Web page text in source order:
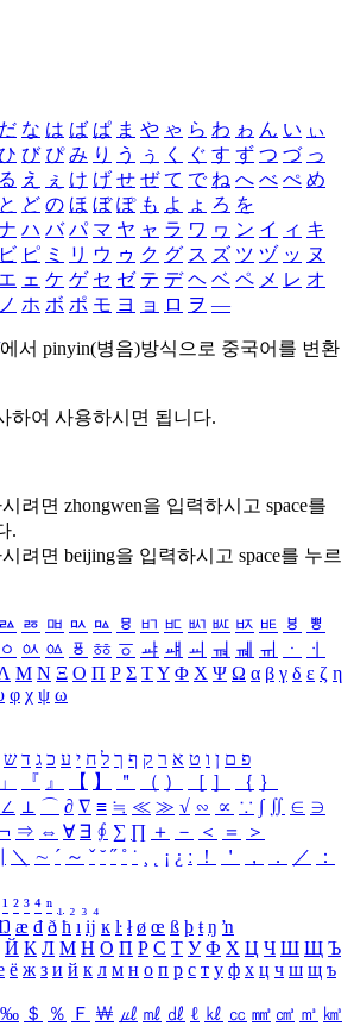
だ な は ば ぱ ま や ゃ ら わ ゎ ん い ぃ
び ぴ み り う ぅ く ぐ す ず つ づ っ
る え ぇ け げ せ ぜ て で ね へ べ ぺ め
と ど の ほ ぼ ぽ も よ ょ ろ を
ハ バ パ マ ヤ ャ ラ ワ ヮ ン イ ィ キ
ビ ピ ミ リ ウ ゥ ク グ ス ズ ツ ヅ ッ ヌ
エ ェ ケ ゲ セ ゼ テ デ ヘ ベ ペ メ レ オ
ノ ホ ボ ポ モ ヨ ョ ロ ヲ ―
에서 pinyin(병음)방식으로 중국어를 변환
하여 사용하시면 됩니다.
려면 zhongwen을 입력하시고 space를
.
려면 beijing을 입력하시고 space를 누르
ㅬ ㅭ ㅮ ㅯ ㅰ ㅱ ㅲ ㅳ ㅴ ㅵ ㅶ ㅷ ㅸ
ㅹ
ㆁ ㆂ ㆃ ㆄ ㆅ ㆆ ㆇ ㆈ ㆉ ㆊ ㆋ ㆌ ㆍ
ㆎ
Μ Ν Ξ Ο Π Ρ Σ ΤΥ Φ Χ Ψ Ω α β γ δ ε ζ η
φ χ ψ ω
פ ם ן ו ט א ר ק ף ך ל ח י ע כ ג ד ש
」 『 』 【 】 ＂ （ ） ［ ］ ｛ ｝
∠ ⊥ ⌒ ∂ ∇ ≡ ≒ ≪ ≫ √ ∽ ∝ ∵ ∫ ∬ ∈ ∋
⇒ ⇔ ∀ ∃ ∮ ∑ ∏ ＋ － ＜ ＝
＞
＼ ∼ ´ ～ ˇ ˘ ˝ ˚ ˙ ¸ ¡ ¿ ː ！ ＇ ， ． ／
：
¹ ² ³ ⁴ ⁿ ₁ ₂ ₃ ₄
æ đ ð ħ ı ĳ ĸ ŀ ł ø œ ß þ ŧ ŋ ŉ
Й К Л М Н О П Р С Т У Ф Х Ц Ч Ш Щ Ъ
ё ж з и й к л м н о п р с т у ф х ц ч ш щ ъ
‰ ＄ ％ Ｆ ￦ ㎕ ㎖ ㎗ ℓ ㎘ ㏄ ㎣ ㎤ ㎥ ㎦